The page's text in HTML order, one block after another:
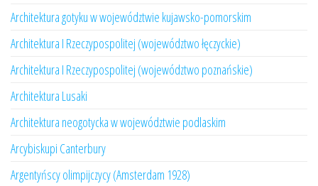
Architektura gotyku w województwie kujawsko-pomorskim
Architektura I Rzeczypospolitej (województwo łęczyckie)
Architektura I Rzeczypospolitej (województwo poznańskie)
Architektura Lusaki
Architektura neogotycka w województwie podlaskim
Arcybiskupi Canterbury
Argentyńscy olimpijczycy (Amsterdam 1928)